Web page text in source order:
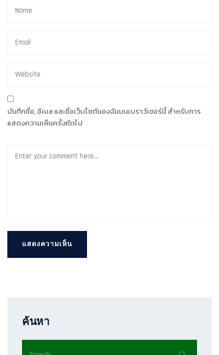
บันทึกชื่อ, อีเมล และชื่อเว็บไซต์ของฉันบนเบราว์เซอร์นี้ สำหรับการ
แสดงความเห็นครั้งถัดไป
ค้นหา